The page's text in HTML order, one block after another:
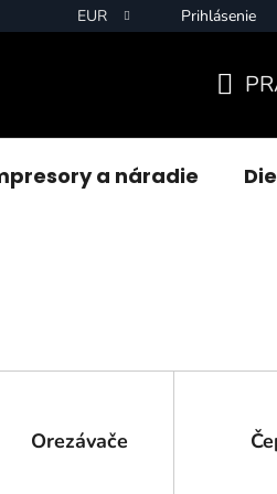
EUR Prihlásenie
KOŠÍK
a náradie
Orezávače